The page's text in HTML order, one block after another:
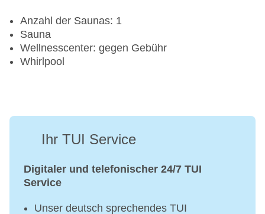
Anzahl der Saunas: 1
Sauna
Wellnesscenter: gegen Gebühr
Whirlpool
Ihr TUI Service
Digitaler und telefonischer 24/7 TUI
Service
Unser deutsch sprechendes TUI